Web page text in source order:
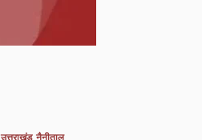
उत्तराखंड नैनीताल